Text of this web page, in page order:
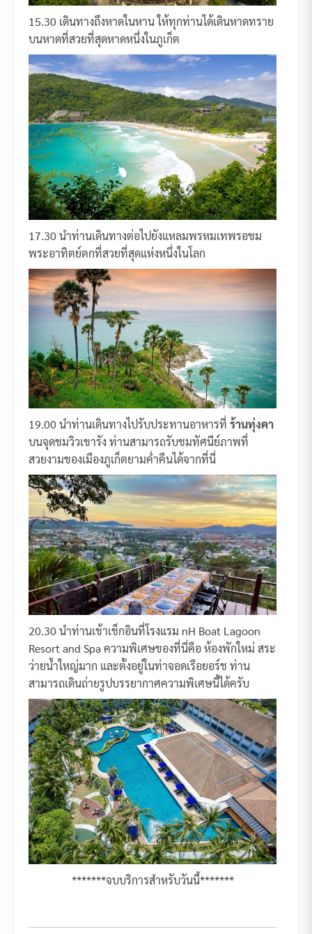
15.30 เดินทางถึงหาดในหาน ให้ทุกท่านได้เดินหาดทราย
บนหาดที่สวยที่สุดหาดหนึ่งในภูเก็ต
17.30 นำท่านเดินทางต่อไปยังแหลมพรหมเทพรอชม
พระอาทิตย์ตกที่สวยที่สุดแห่งหนึ่งในโลก
19.00 นำท่านเดินทางไปรับประทานอาหารที่ ร้านทุ่งคา
บนจุดชมวิวเขารัง ท่านสามารถรับชมทัศนีย์ภาพที่
สวยงามของเมืองภูเก็ตยามค่ำคืนได้จากที่นี่
20.30 นำท่านเข้าเช็กอินที่โรงแรม nH Boat Lagoon
Resort and Spaความพิเศษของที่นี่คือ ห้องพักใหม่ สระ
ว่ายน้ำใหญ่มาก และตั้งอยู่ในท่าจอดเรือยอร์ช ท่าน
สามารถเดินถ่ายรูปบรรยากาศความพิเศษนี้ได้ครับ
*******จบบริการสำหรับวันนี้*******